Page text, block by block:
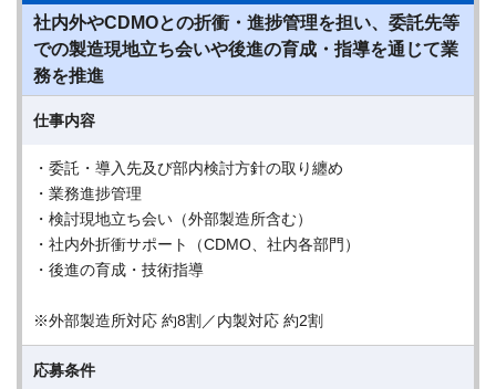
社内外やCDMOとの折衝・進捗管理を担い、委託先等
での製造現地立ち会いや後進の育成・指導を通じて業
務を推進
仕事内容
・委託・導入先及び部内検討方針の取り纏め
・業務進捗管理
・検討現地立ち会い（外部製造所含む）
・社内外折衝サポート（CDMO、社内各部門）
・後進の育成・技術指導
※外部製造所対応 約8割／内製対応 約2割
応募条件